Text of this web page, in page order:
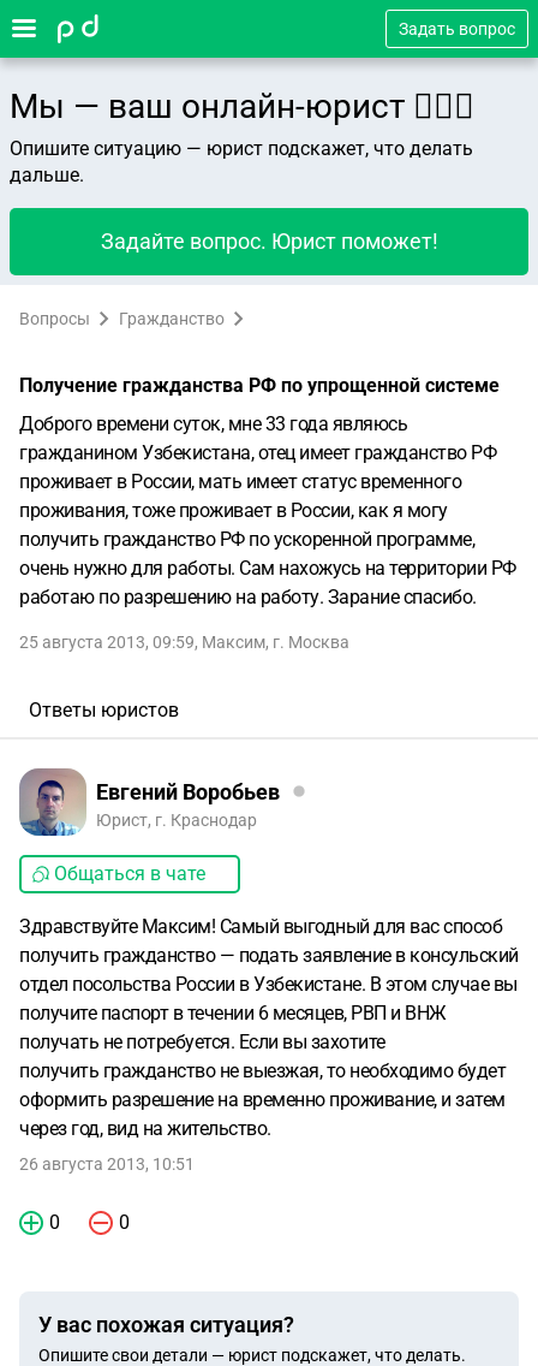
Задать вопрос
Мы — ваш онлайн-юрист 👨🏻‍⚖️
Опишите ситуацию — юрист подскажет, что делать
дальше.
Задайте вопрос. Юрист поможет!
Вопросы Гражданство
Получение гражданства РФ по упрощенной системе
Доброго времени суток, мне 33 года являюсь
гражданином Узбекистана, отец имеет гражданство РФ
проживает в России, мать имеет статус временного
проживания, тоже проживает в России, как я могу
получить гражданство РФ по ускоренной программе,
очень нужно для работы. Сам нахожусь на территории РФ
работаю по разрешению на работу. Зарание спасибо.
25 августа 2013, 09:59, Максим, г. Москва
Ответы юристов
Евгений Воробьев
Юрист, г. Краснодар
Общаться в чате
Здравствуйте Максим! Самый выгодный для вас способ
получить гражданство — подать заявление в консульский
отдел посольства России в Узбекистане. В этом случае вы
получите паспорт в течении 6 месяцев, РВП и ВНЖ
получать не потребуется. Если вы захотите
получить гражданство не выезжая, то необходимо будет
оформить разрешение на временно проживание, и затем
через год, вид на жительство.
26 августа 2013, 10:51
0 0
У вас похожая ситуация?
Опишите свои детали — юрист подскажет, что делать.